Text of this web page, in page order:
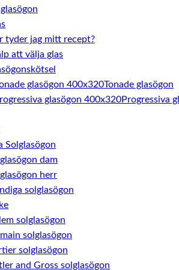
tyder jag mitt recept?
att välja glas
Tonade glasögon
Progressiva
Solglasögon
dam
herr
solglasögon
solglasögon
solglasögon
solglasögon
and Gross solglasögon